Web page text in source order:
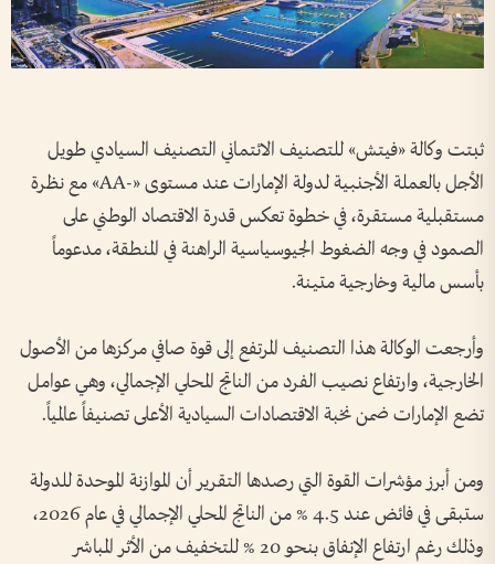
ثبتت وكالة «فيتش» للتصنيف الائتماني التصنيف السيادي طويل
الأجل بالعملة الأجنبية لدولة الإمارات عند مستوى «-AA» مع نظرة
مستقبلية مستقرة، في خطوة تعكس قدرة الاقتصاد الوطني على
الصمود في وجه الضغوط الجيوسياسية الراهنة في المنطقة، مدعوماً
بأسس مالية وخارجية متينة.
وأرجعت الوكالة هذا التصنيف المرتفع إلى قوة صافي مركزها من الأصول
الخارجية، وارتفاع نصيب الفرد من الناتج المحلي الإجمالي، وهي عوامل
تضع الإمارات ضمن نخبة الاقتصادات السيادية الأعلى تصنيفاً عالمياً.
ومن أبرز مؤشرات القوة التي رصدها التقرير أن الموازنة الموحدة للدولة
ستبقى في فائض عند 4.5 % من الناتج المحلي الإجمالي في عام 2026،
وذلك رغم ارتفاع الإنفاق بنحو 20 % للتخفيف من الأثر المباشر